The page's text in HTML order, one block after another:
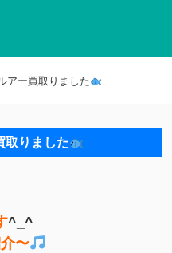
アー買取りました
取りました
^_^
〜